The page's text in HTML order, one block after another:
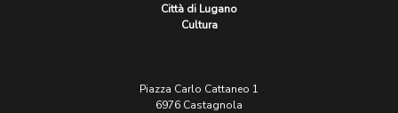
Città di Lugano
Cultura
Piazza Carlo Cattaneo 1
6976 Castagnola